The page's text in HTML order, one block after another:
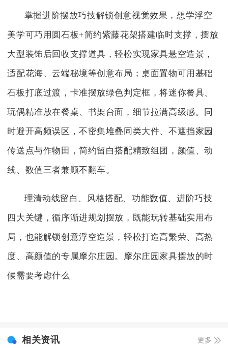
掌握进阶摆放巧技解锁创意视觉效果，想学浮空
美学可巧用圆石板+简约紫藤花架搭建临时支撑，摆放
大型装饰后回收支撑道具，轻松实现家具悬空造景，
适配花海、云端秘境等创意布局；桌面置物可用基础
石板打底过渡，卡准摆放绿色判定框，将迷你餐具、
玩偶精准放在餐桌、书架台面，细节拉满高级感。同
时避开高频误区，不密集堆叠同类大件、不遮挡家园
传送点与作物田，简约留白搭配精致组团，颜值、动
线、数值三者兼顾不翻车。
理清动线留白、风格搭配、功能数值、进阶巧技
四大关键，循序渐进规划摆放，既能玩转基础实用布
局，也能解锁创意浮空造景，轻松打造高繁荣、高热
度、高颜值的专属摩尔庄园。摩尔庄园家具摆放的时
候需要考虑什么
相关资讯 更多